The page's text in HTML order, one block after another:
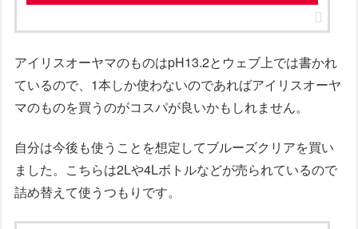
アイリスオーヤマのものはpH13.2とウェブ上では書かれ
ているので、1本しか使わないのであればアイリスオーヤ
マのものを買うのがコスパが良いかもしれません。
自分は今後も使うことを想定してブルーズクリアを買い
ました。こちらは2Lや4Lボトルなどが売られているので
詰め替えて使うつもりです。